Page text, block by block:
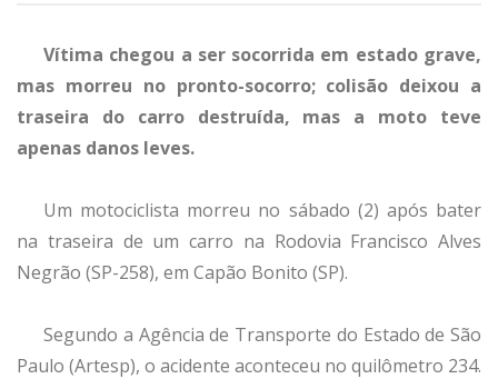
Vítima chegou a ser socorrida em estado grave,
mas morreu no pronto-socorro; colisão deixou a
traseira do carro destruída, mas a moto teve
apenas danos leves.
Um motociclista morreu no sábado (2) após bater
na traseira de um carro na Rodovia Francisco Alves
Negrão (SP-258), em Capão Bonito (SP).
Segundo a Agência de Transporte do Estado de São
Paulo (Artesp), o acidente aconteceu no quilômetro 234.